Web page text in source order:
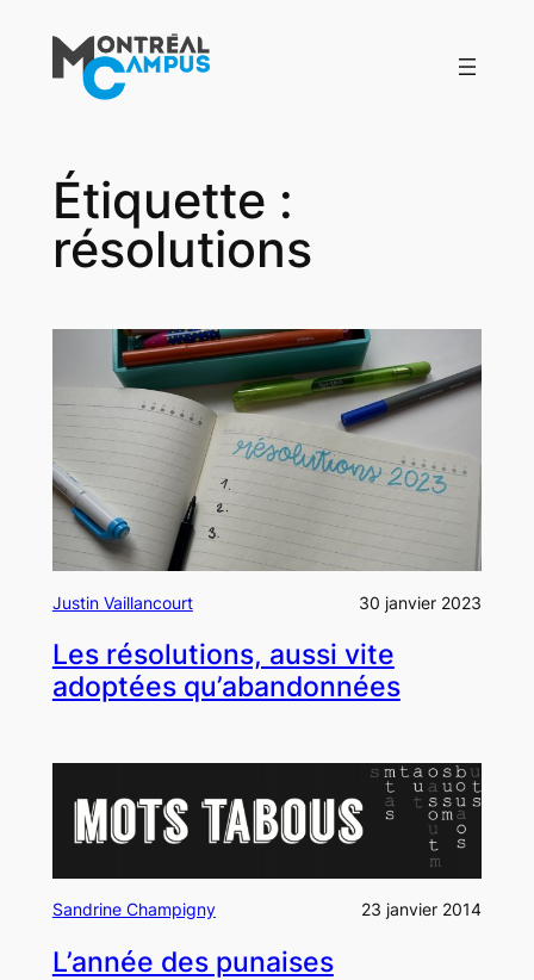
contenu
Étiquette :
résolutions
Justin Vaillancourt 30 janvier 2023
Les résolutions, aussi vite
adoptées qu’abandonnées
Sandrine Champigny 23 janvier 2014
L’année des punaises